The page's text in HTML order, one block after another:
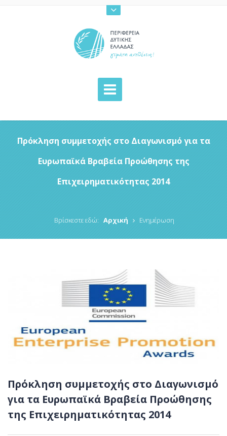
Πρόκληση συμμετοχής στο Διαγωνισμό για τα
Ευρωπαϊκά Βραβεία Προώθησης της
Επιχειρηματικότητας 2014
Βρίσκεστε εδώ: Αρχική Ενημέρωση
Πρόκληση συμμετοχής στο Διαγωνισμό
για τα Ευρωπαϊκά Βραβεία Προώθησης
της Επιχειρηματικότητας 2014